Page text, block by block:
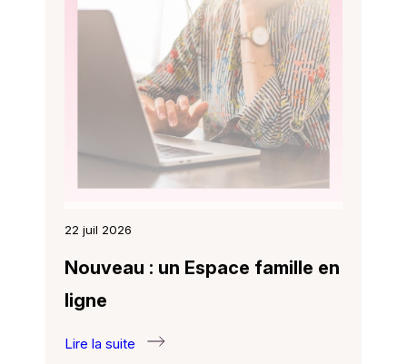
22 juil 2026
Nouveau : un Espace famille en
ligne
Lire la suite
: